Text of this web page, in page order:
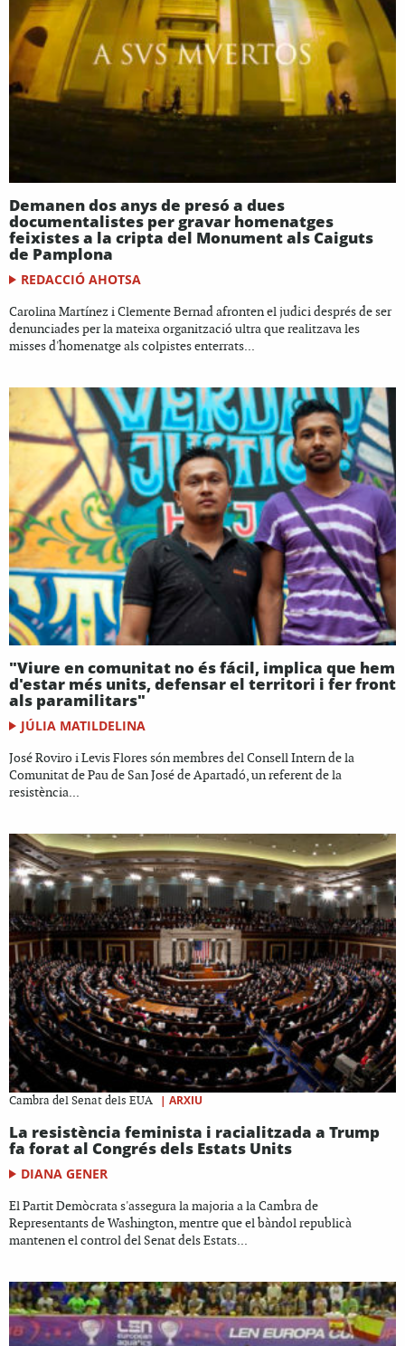
Demanen dos anys de presó a dues
documentalistes per gravar homenatges
feixistes a la cripta del Monument als Caiguts
de Pamplona
REDACCIÓ AHOTSA
Carolina Martínez i Clemente Bernad afronten el judici després de ser
denunciades per la mateixa organització ultra que realitzava les
misses d'homenatge als colpistes enterrats...
"Viure en comunitat no és fácil, implica que hem
d'estar més units, defensar el territori i fer front
als paramilitars"
JÚLIA MATILDELINA
José Roviro i Levis Flores són membres del Consell Intern de la
Comunitat de Pau de San José de Apartadó, un referent de la
resistència...
Cambra del Senat dels EUA | ARXIU
La resistència feminista i racialitzada a Trump
fa forat al Congrés dels Estats Units
DIANA GENER
El Partit Demòcrata s'assegura la majoria a la Cambra de
Representants de Washington, mentre que el bàndol republicà
mantenen el control del Senat dels Estats...